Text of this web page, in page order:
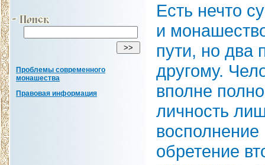
Проблемы современного
монашества
Правовая информация
Есть нечто
и
пути, но два
другому.
вполне
личность
обретение